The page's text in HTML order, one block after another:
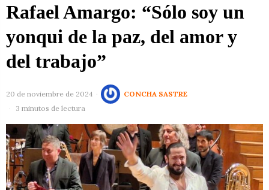
Rafael Amargo: “Sólo soy un
yonqui de la paz, del amor y
del trabajo”
20 de noviembre de 2024
CONCHA SASTRE
3 minutos de lectura